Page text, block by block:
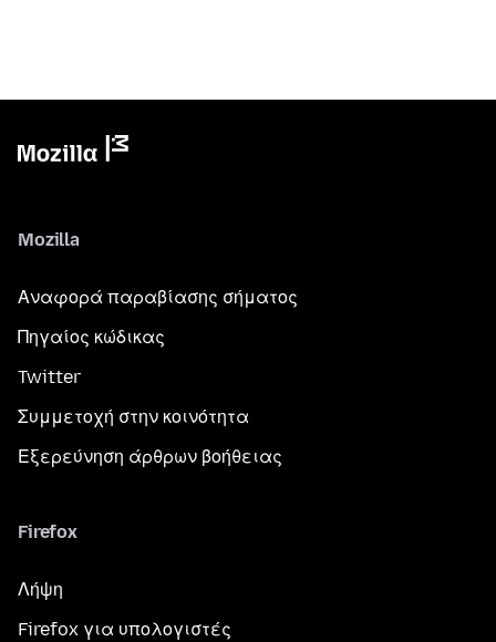
Mozilla
Αναφορά παραβίασης σήματος
Πηγαίος κώδικας
Twitter
Συμμετοχή στην κοινότητα
Εξερεύνηση άρθρων βοήθειας
Firefox
Λήψη
Firefox για υπολογιστές